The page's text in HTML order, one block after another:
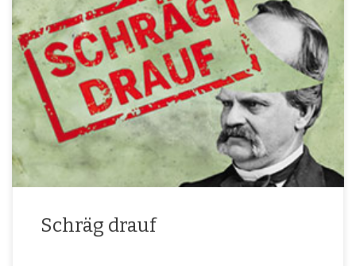
10. 05. – 31. 05. 2015
Schräg drauf